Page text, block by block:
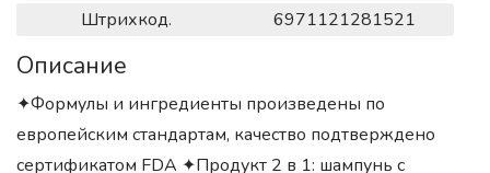
Штрихкод. 6971121281521
Описание
✦Формулы и ингредиенты произведены по
европейским стандартам, качество подтверждено
сертификатом FDA ✦Продукт 2 в 1: шампунь с